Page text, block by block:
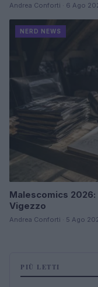
Andrea Conforti · 6 Ago
NERD NEWS
Malescomics
Vigezzo
Andrea Conforti · 5 Ago
PIÙ LETTI